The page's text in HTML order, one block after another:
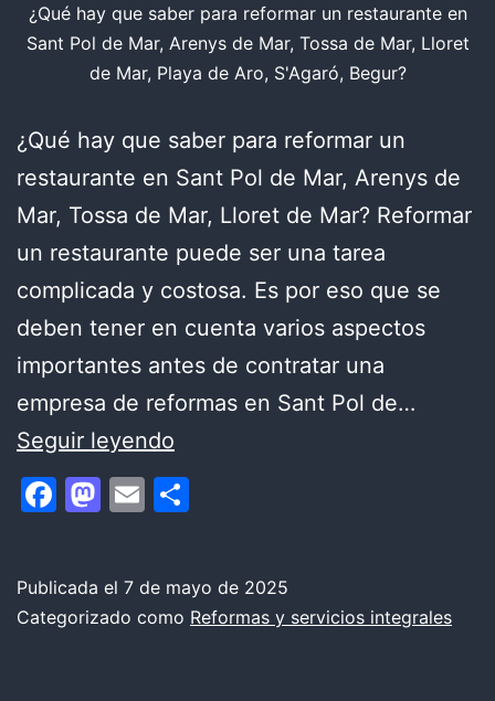
¿Qué hay que saber para reformar un restaurante en
Sant Pol de Mar, Arenys de Mar, Tossa de Mar, Lloret
de Mar, Playa de Aro, S'Agaró, Begur?
¿Qué hay que saber para reformar un
restaurante en Sant Pol de Mar, Arenys de
Mar, Tossa de Mar, Lloret de Mar? Reformar
un restaurante puede ser una tarea
complicada y costosa. Es por eso que se
deben tener en cuenta varios aspectos
importantes antes de contratar una
empresa de reformas en Sant Pol de…
Seguir leyendo
hay
que
para
reformar
Facebook
Mastodon
Email
Publicada el 7 de mayo de 2025
Categorizado como Reformas y servicios integrales